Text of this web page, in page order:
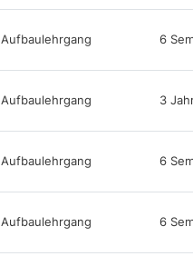
Aufbaulehrgang 6
Aufbaulehrgang 3
Aufbaulehrgang 6
Aufbaulehrgang 6